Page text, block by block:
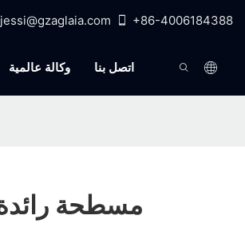
jessi@gzaglaia.com +86-4006184388
وكالة عالمية اتصل بنا